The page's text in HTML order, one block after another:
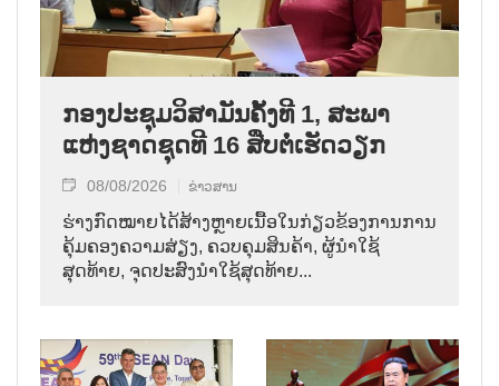
ກອງປະຊຸມວິສາມັນຄັ້ງທີ 1, ສະພາ
ແຫ່ງຊາດຊຸດທີ 16 ສືບຕໍ່ເຮັດວຽກ
08/08/2026 ຂ່າວສານ
ຮ່າງກົດໝາຍໄດ້ສ້າງຫຼາຍເນື້ອໃນກ່ຽວຂ້ອງການການ
ຄຸ້ມຄອງຄວາມສ່ຽງ, ຄວບຄຸມສິນຄ້າ, ຜູ້ນຳໃຊ້
ສຸດທ້າຍ, ຈຸດປະສົງນຳໃຊ້ສຸດທ້າຍ...